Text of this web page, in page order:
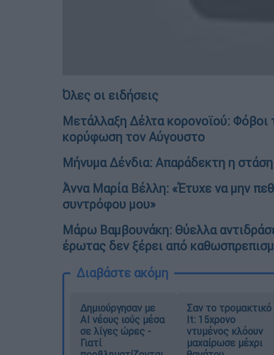
Όλες οι ειδήσεις
Μετάλλαξη Δέλτα κορονοϊού: Φόβοι
κορύφωση τον Αύγουστο
Μήνυμα Δένδια: Απαράδεκτη η
Άννα Μαρία Βέλλη: «Έτυχε να μην
συντρόφου μου»
Μάρω Βαμβουνάκη: Θύελλα
έρωτας δεν ξέρει από
Διαβάστε ακόμη
Δημιούργησαν με
AI νέους ιούς μέσα
σε λίγες ώρες -
Γιατί
Σαν το τρομακτικό
It: 15χρονο
ντυμένος κλόουν
μαχαίρωσε μέχρι